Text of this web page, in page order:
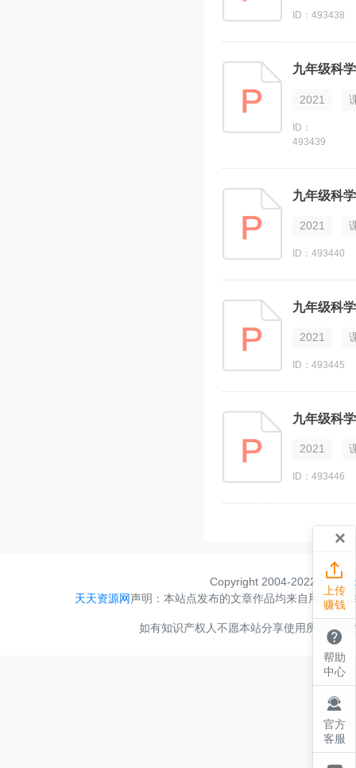
ID：493438
2021
ID：
493439
九年级科
2021
ID：493440
九年级科
2021
ID：493445
九年级科
2021
ID：493446
Copyright 2004-2022
天天资源网声明：本站点发布的文章作品均来自用户投
如有知识产权人不愿本站分享使用所属产
×

上传
赚钱

帮助
中心

官方
客服